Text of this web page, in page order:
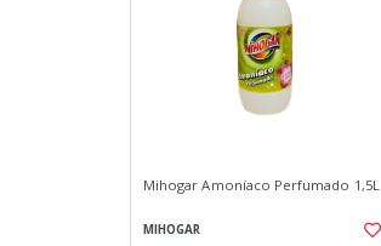
Mihogar Amoníaco Perfumado 1,5L
MIHOGAR